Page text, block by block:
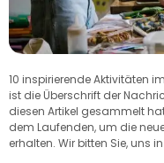
10 inspirierende Aktivitäten
ist die Überschrift der
diesen Artikel gesammelt
dem Laufenden, um die
erhalten. Wir bitten Sie, uns